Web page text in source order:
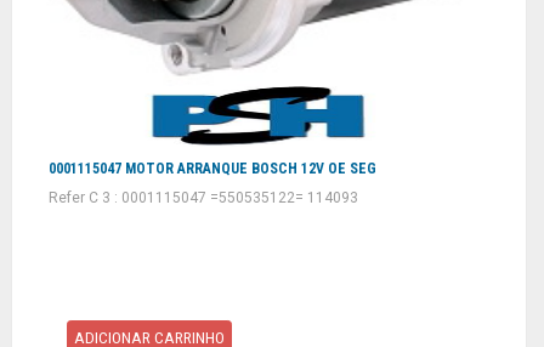
0001115047 MOTOR ARRANQUE BOSCH 12V OE SEG
Refer C 3 : 0001115047 =550535122= 114093
ADICIONAR CARRINHO